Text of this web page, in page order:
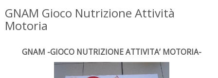
GNAM Gioco Nutrizione Attività
Motoria
GNAM -GIOCO NUTRIZIONE ATTIVITA’ MOTORIA-